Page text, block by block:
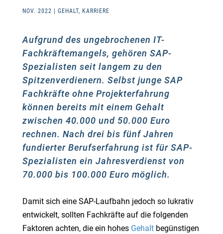
NOV. 2022 GEHALT, KARRIERE
Aufgrund des ungebrochenen IT-
Fachkräftemangels, gehören SAP-
Spezialisten seit langem zu den
Spitzenverdienern. Selbst junge SAP
Fachkräfte ohne Projekterfahrung
können bereits mit einem Gehalt
zwischen 40.000 und 50.000 Euro
rechnen. Nach drei bis fünf Jahren
fundierter Berufserfahrung ist für SAP-
Spezialisten ein Jahresverdienst von
70.000 bis 100.000 Euro möglich.
Damit sich eine SAP-Laufbahn jedoch so lukrativ
entwickelt, sollten Fachkräfte auf die folgenden
Faktoren achten, die ein hohes Gehaltbegünstigen